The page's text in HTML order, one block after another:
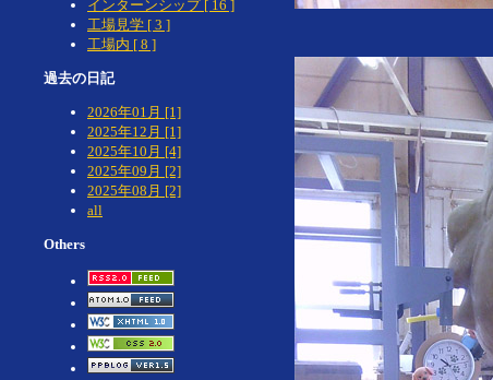
インターンシップ [ 16 ]
工場見学 [ 3 ]
工場内 [ 8 ]
過去の日記
2026年01月 [1]
2025年12月 [1]
2025年10月 [4]
2025年09月 [2]
2025年08月 [2]
all
Others